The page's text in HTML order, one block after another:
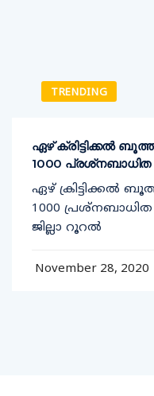
TRENDING
ഏഴ് ക്രിട്ടിക്കല്‍
1000 പ്രശ്‌നബാധിത
ഏഴ് ക്രിട്ടിക്കല്‍
1000
ജില്ലാ റൂറല്‍
November 28, 2020